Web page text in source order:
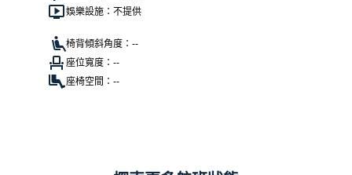
娛樂設施：不提供
椅背傾斜角度：--
座位寬度：--
座椅空間：--